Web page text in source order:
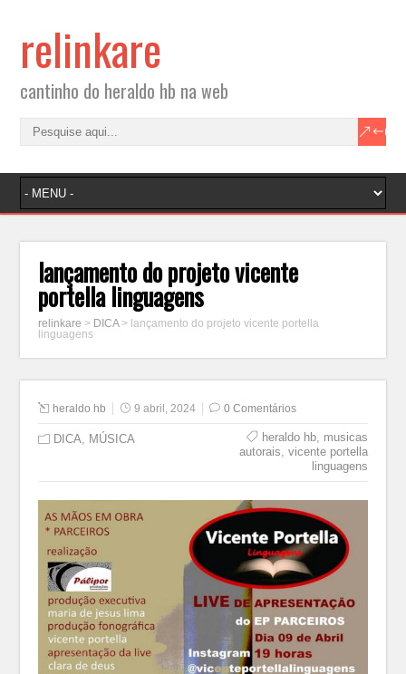
relinkare
cantinho do heraldo hb na web
lançamento do projeto vicente
portella linguagens
relinkare > DICA> lançamento do projeto vicente portella
linguagens
heraldo hb 9 abril, 2024 0 Comentários
DICA, MÚSICA heraldo hb, musicas
autorais, vicente portella
linguagens